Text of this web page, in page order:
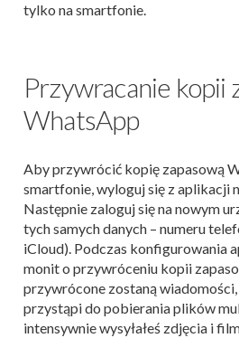
tylko na smartfonie.
Przywracanie kopii
WhatsApp
Aby przywrócić kopię zapasową
smartfonie, wyloguj się z aplikacji
Następnie zaloguj się na nowym
tych samych danych – numeru
iCloud). Podczas konfigurowania
monit o przywróceniu kopii
przywrócone zostaną
przystąpi do pobierania plików
intensywnie wysyłałeś zdjęcia i